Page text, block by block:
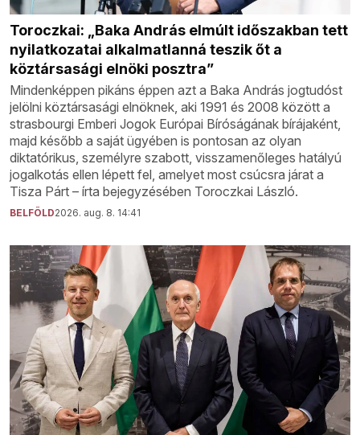
Toroczkai: „Baka András elmúlt időszakban tett
nyilatkozatai alkalmatlanná teszik őt a
köztársasági elnöki posztra”
Mindenképpen pikáns éppen azt a Baka András jogtudóst
jelölni köztársasági elnöknek, aki 1991 és 2008 között a
strasbourgi Emberi Jogok Európai Bíróságának bírájaként,
majd később a saját ügyében is pontosan az olyan
diktatórikus, személyre szabott, visszamenőleges hatályú
jogalkotás ellen lépett fel, amelyet most csúcsra járat a
Tisza Párt – írta bejegyzésében Toroczkai László.
BELFÖLD2026. aug. 8. 14:41